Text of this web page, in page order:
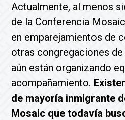
Actualmente, al menos
de la Conferencia
en emparejamientos de
otras congregaciones
aún están organizando
acompañamiento.
de mayoría inmigrante
Mosaic que todavía